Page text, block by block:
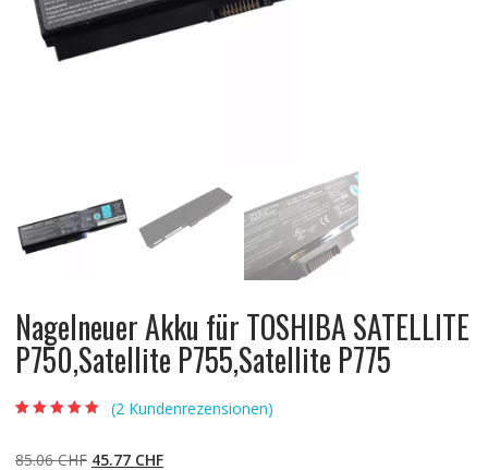
Nagelneuer Akku für TOSHIBA SATELLITE
P750,Satellite P755,Satellite P775
basierend auf
Kundenbewertun
(2 Kundenrezensionen)
85.06CHF Ursprünglicher
45.77 CHFAktueller